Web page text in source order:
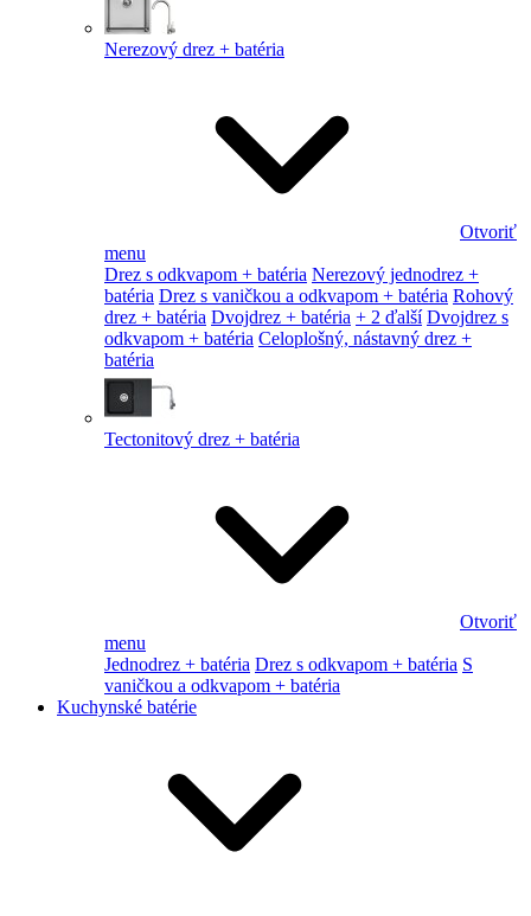
Nerezový drez + batéria
Otvoriť
menu
Drez s odkvapom + batéria Nerezový jednodrez +
batéria Drez s vaničkou a odkvapom + batéria Rohový
drez + batéria Dvojdrez + batéria + 2 ďalší Dvojdrez s
odkvapom + batéria Celoplošný, nástavný drez +
batéria
Tectonitový drez + batéria
Otvoriť
menu
Jednodrez + batéria Drez s odkvapom + batéria S
vaničkou a odkvapom + batéria
Kuchynské batérie